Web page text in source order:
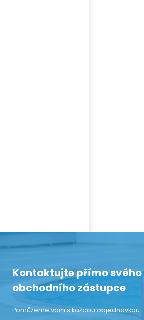
Kontaktujte přímo svého
obchodního zástupce
Pomůžeme vám s každou objednávkou